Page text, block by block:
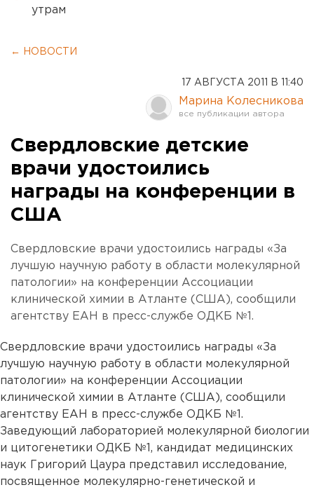
утрам
← НОВОСТИ
17 АВГУСТА 2011 В 11:40
Марина Колесникова
Свердловские детские
врачи удостоились
награды на конференции в
США
Свердловские врачи удостоились награды «За
лучшую научную работу в области молекулярной
патологии» на конференции Ассоциации
клинической химии в Атланте (США), сообщили
агентству ЕАН в пресс-службе ОДКБ №1.
Свердловские врачи удостоились награды «За
лучшую научную работу в области молекулярной
патологии» на конференции Ассоциации
клинической химии в Атланте (США), сообщили
агентству ЕАН в пресс-службе ОДКБ №1.
Заведующий лабораторией молекулярной биологии
и цитогенетики ОДКБ №1, кандидат медицинских
наук Григорий Цаура представил исследование,
посвященное молекулярно-генетической и